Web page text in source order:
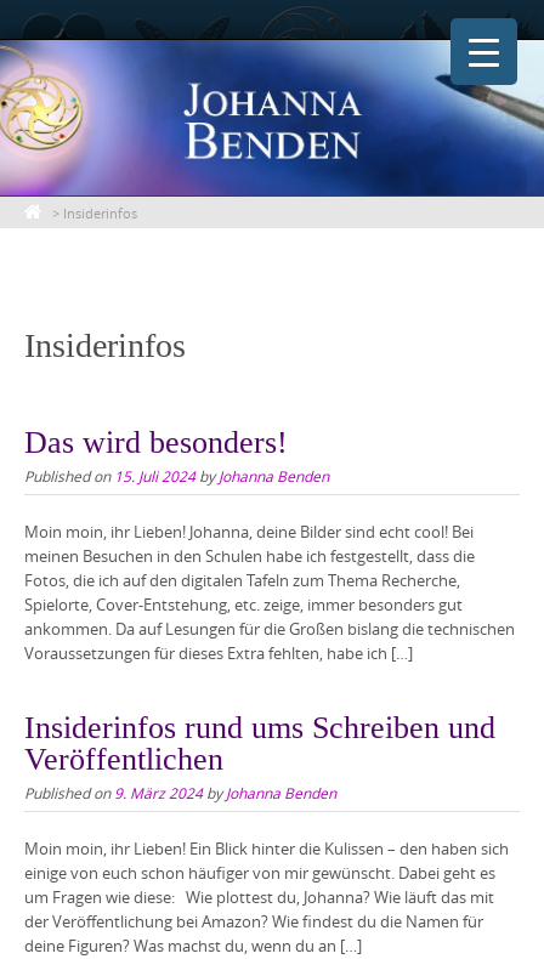
Skip
to
content
> Insiderinfos
Insiderinfos
Das wird besonders!
Published on 15. Juli 2024byJohanna Benden
Moin moin, ihr Lieben! Johanna, deine Bilder sind echt cool! Bei
meinen Besuchen in den Schulen habe ich festgestellt, dass die
Fotos, die ich auf den digitalen Tafeln zum Thema Recherche,
Spielorte, Cover-Entstehung, etc. zeige, immer besonders gut
ankommen. Da auf Lesungen für die Großen bislang die technischen
Voraussetzungen für dieses Extra fehlten, habe ich […]
Insiderinfos rund ums Schreiben und
Veröffentlichen
Published on9. März 2024byJohanna Benden
Moin moin, ihr Lieben! Ein Blick hinter die Kulissen – den haben sich
einige von euch schon häufiger von mir gewünscht. Dabei geht es
um Fragen wie diese: Wie plottest du, Johanna? Wie läuft das mit
der Veröffentlichung bei Amazon? Wie findest du die Namen für
deine Figuren? Was machst du, wenn du an […]